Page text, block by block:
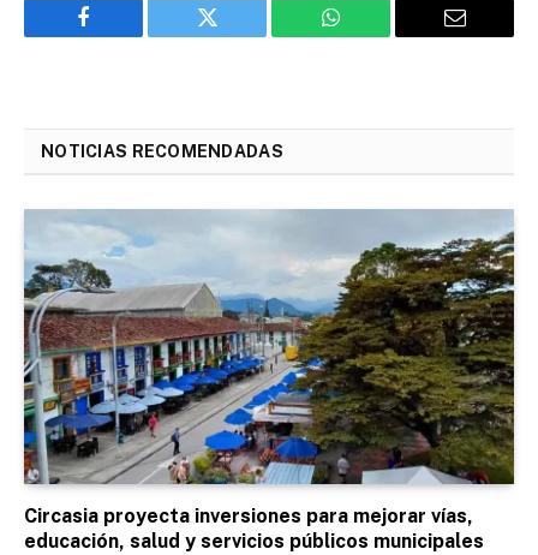
Facebook Twitter WhatsApp Email
NOTICIAS RECOMENDADAS
Circasia proyecta inversiones para mejorar vías,
educación, salud y servicios públicos municipales